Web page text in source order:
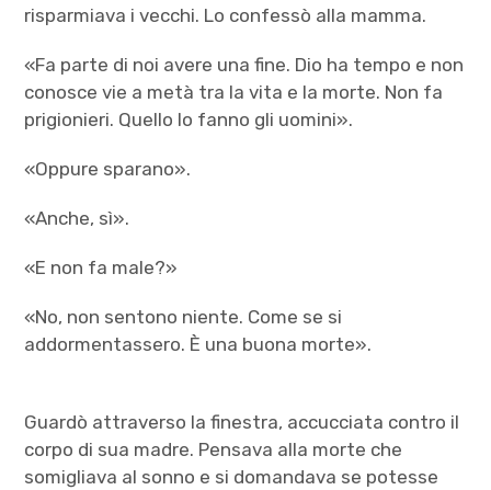
risparmiava i vecchi. Lo confessò alla mamma.
«Fa parte di noi avere una fine. Dio ha tempo e non
conosce vie a metà tra la vita e la morte. Non fa
prigionieri. Quello lo fanno gli uomini».
«Oppure sparano».
«Anche, sì».
«E non fa male?»
«No, non sentono niente. Come se si
addormentassero. È una buona morte».
Guardò attraverso la finestra, accucciata contro il
corpo di sua madre. Pensava alla morte che
somigliava al sonno e si domandava se potesse